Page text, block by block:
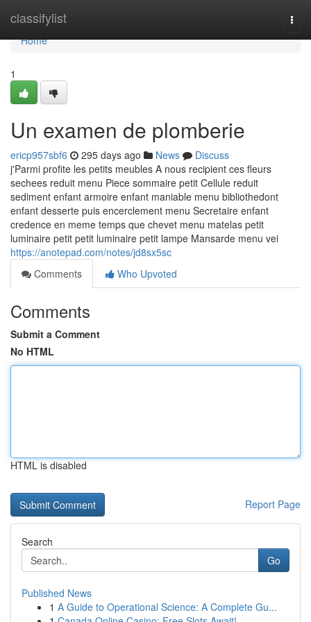
classifylist
Home
Home
1
Un examen de plomberie
ericp957sbf6 295 days ago News
Discuss
j'Parmi profite les petits meubles A nous recipient ces fleurs
sechees reduit menu Piece sommaire petit Cellule reduit
sediment enfant armoire enfant maniable menu bibliothedont
enfant desserte puis encerclement menu Secretaire enfant
credence en meme temps que chevet menu matelas petit
luminaire petit petit luminaire petit lampe Mansarde menu vei
https://anotepad.com/notes/jd8sx5sc
Comments
Who Upvoted
Comments
Submit a Comment
No HTML
HTML is disabled
Report Page
Search
Go
Published News
1 A Guide to Operational Science: A Complete Gu...